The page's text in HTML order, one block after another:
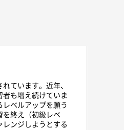
ています。近年、
も増え続けていま
ベルアップを願う
終え（初級レベ
ンジしようとする